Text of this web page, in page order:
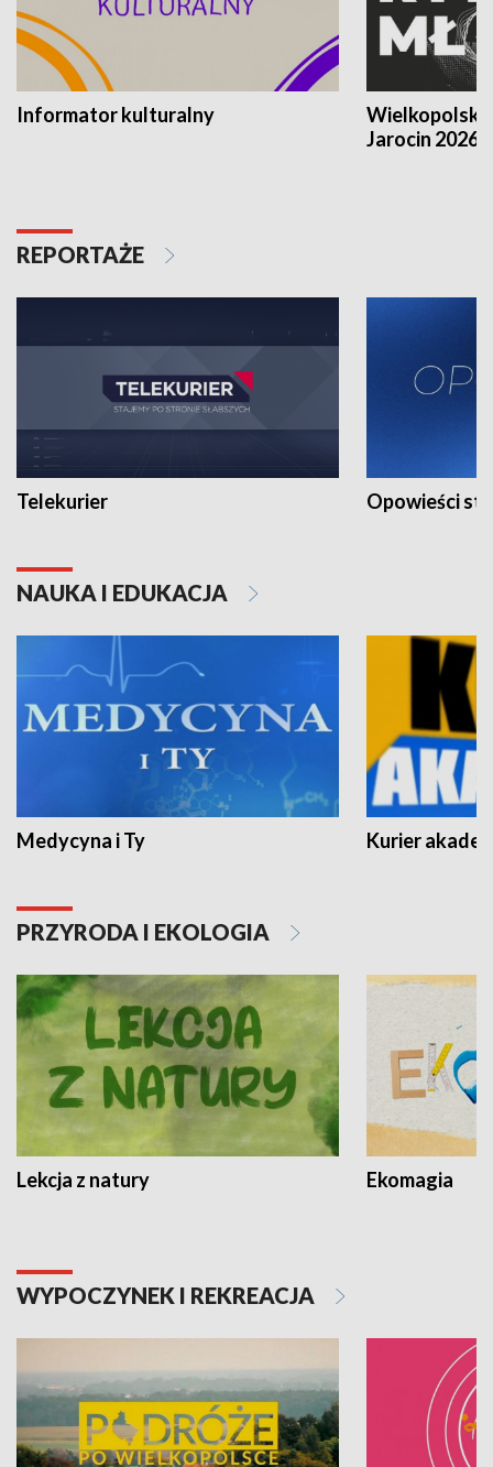
Informator kulturalny
Jarocin 2026
REPORTAŻE
Telekurier Opowieści
NAUKA I EDUKACJA
Medycyna i Ty Kurier
PRZYRODA I EKOLOGIA
Lekcja z natury Ekomagia
WYPOCZYNEK I REKREACJA